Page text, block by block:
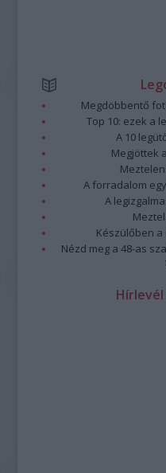
Megdöbbentő
Top 10: ezek a
A 10
Megjöttek
A forradalom
A
Készülőben
Nézd meg a 48-as